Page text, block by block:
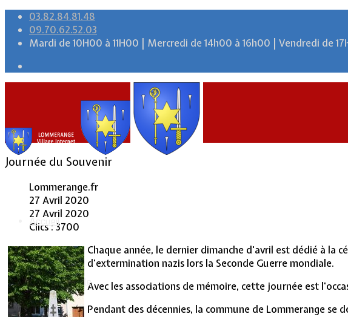
03.82.84.81.48
09.70.62.52.03
Mardi de 10H00 à 11H00 | Mercredi de 14h00 à 16h00 | Vendredi de
Accueil
Vie Municipale
Journée du Souvenir
Lommerange.fr
27 Avril 2020
27 Avril 2020
Clics : 3700
Chaque année, le dernier dimanche d'avril est dédié à la
d'extermination nazis lors la Seconde Guerre mondiale.
Avec les associations de mémoire, cette journée est
Pendant des décennies, la commune de Lommerange